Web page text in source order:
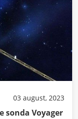
03 august, 2023
sonda Voyager